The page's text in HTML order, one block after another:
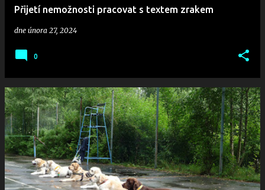
k
y
Přijetí nemožnosti pracovat s textem zrakem
dne února 27, 2024
0